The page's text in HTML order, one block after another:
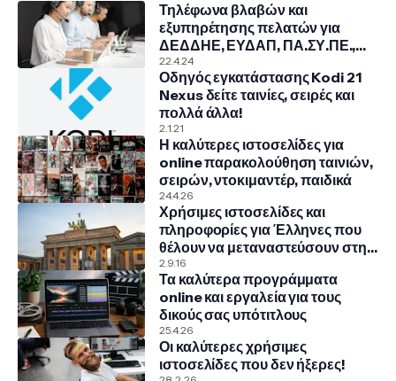
Τηλέφωνα βλαβών και
εξυπηρέτησης πελατών για
ΔΕΔΔΗΕ, ΕΥΔΑΠ, ΠΑ.ΣΥ.ΠΕ.,
COSMOTE, NOVA, VODAFONE
22.4.24
Οδηγός εγκατάστασης Kodi 21
Nexus δείτε ταινίες, σειρές και
πολλά άλλα!
2.1.21
Η καλύτερες ιστοσελίδες για
online παρακολούθηση ταινιών,
σειρών, ντοκιμαντέρ, παιδικά
24.4.26
Χρήσιμες ιστοσελίδες και
πληροφορίες για Έλληνες που
θέλουν να μεταναστεύσουν στην
Γερμανία
2.9.16
Τα καλύτερα προγράμματα
online και εργαλεία για τους
δικούς σας υπότιτλους
25.4.26
Οι καλύτερες χρήσιμες
ιστοσελίδες που δεν ήξερες!